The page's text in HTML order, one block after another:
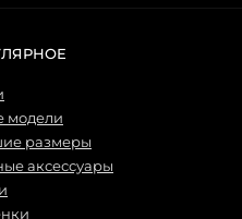
модели
размеры
аксессуары